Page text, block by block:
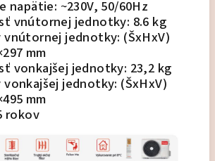
napätie: ~230V, 50/60Hz
vnútornej jednotky: 8.6 kg
vnútornej jednotky: (ŠxHxV)
mm
vonkajšej jednotky: 23,2 kg
vonkajšej jednotky: (ŠxHxV)
mm
rokov